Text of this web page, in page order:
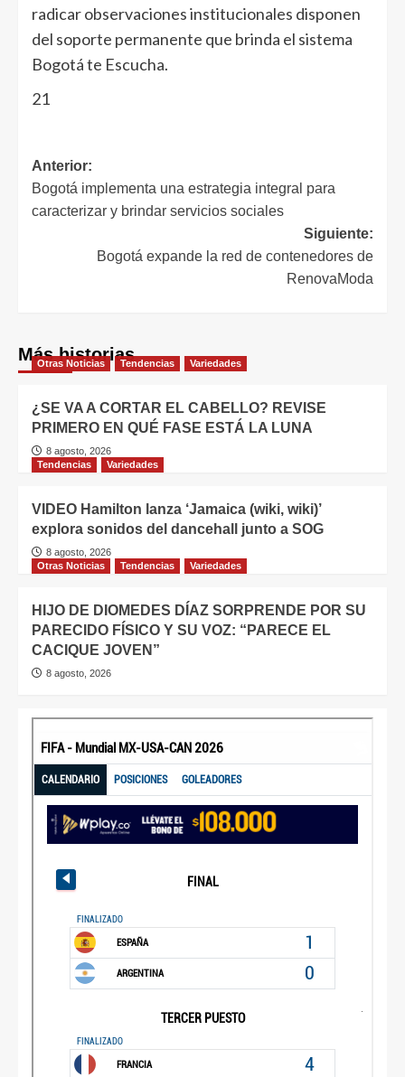
radicar observaciones institucionales disponen
del soporte permanente que brinda el sistema
Bogotá te Escucha.
21
Anterior:
Bogotá implementa una estrategia integral para
caracterizar y brindar servicios sociales
Siguiente:
Bogotá expande la red de contenedores de
RenovaModa
Más historias
Otras Noticias Tendencias Variedades
¿SE VA A CORTAR EL CABELLO? REVISE
PRIMERO EN QUÉ FASE ESTÁ LA LUNA
8 agosto, 2026
Tendencias
Variedades
VIDEO Hamilton lanza ‘Jamaica (wiki, wiki)’
explora sonidos del dancehall junto a SOG
8 agosto, 2026
Otras Noticias
Tendencias Variedades
HIJO DE DIOMEDES DÍAZ SORPRENDE POR SU
PARECIDO FÍSICO Y SU VOZ: “PARECE EL
CACIQUE JOVEN”
8 agosto, 2026